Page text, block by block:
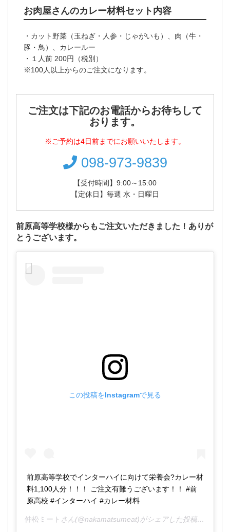
お肉屋さんのカレー材料セット内容
・カット野菜（玉ねぎ・人参・じゃがいも）、肉（牛・
豚・鳥）、カレールー
・１人前 200円（税別）
※100人以上からのご注文になります。
ご注文は下記のお電話からお待ちして
おります。
※ご予約は4日前までにお願いいたします。
098-973-9839
【受付時間】9:00～15:00
【定休日】毎週 水・日曜日
前原高等学校様からもご注文いただきました！ありが
とうございます。
この投稿をInstagramで見る
前原高等学校でインターハイに向けて栄養会?カレー材
料1,100人分！！！ ご注文有難うございます！！ #前
原高校 #インターハイ #カレー材料
仲松ミート さん(@nakamatsumeat)がシェアした投稿 –